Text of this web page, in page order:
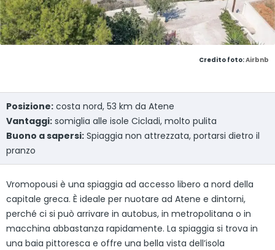
Credito foto:Airbnb
Posizione: costa nord, 53 km da Atene
Vantaggi: somiglia alle isole Cicladi, molto pulita
Buono a sapersi: Spiaggia non attrezzata, portarsi dietro il
pranzo
Vromopousi è una spiaggia ad accesso libero a nord della
capitale greca. È ideale per nuotare ad Atene e dintorni,
perché ci si può arrivare in autobus, in metropolitana o in
macchina abbastanza rapidamente. La spiaggia si trova in
una baia pittoresca e offre una bella vista dell’isola